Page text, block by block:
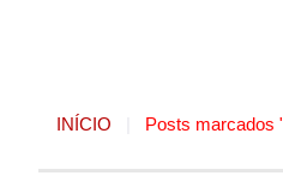
INÍCIO Posts marcados